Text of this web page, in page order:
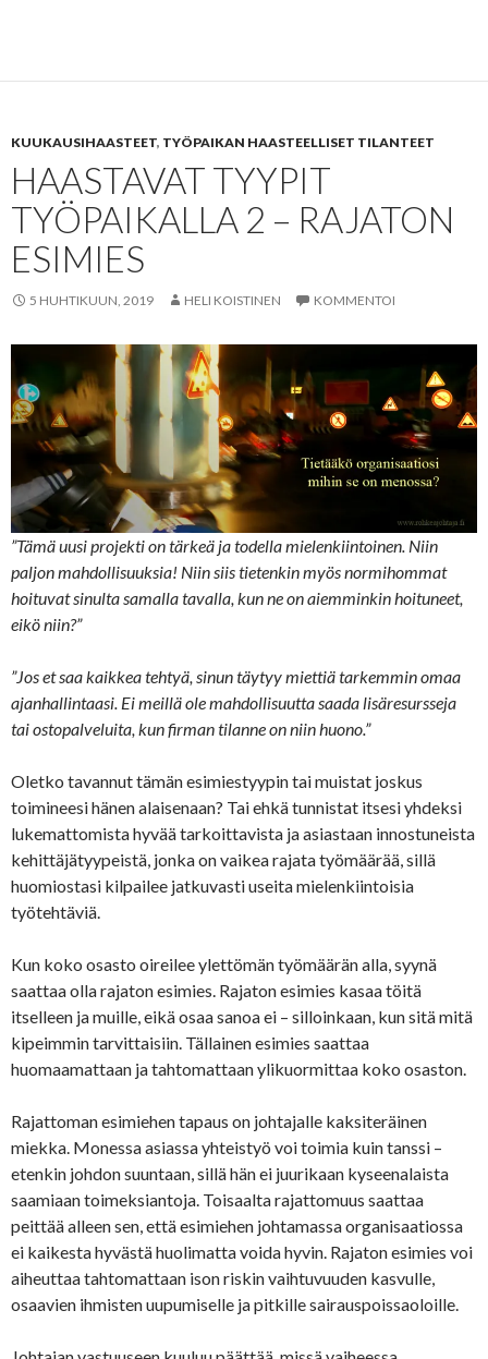
KUUKAUSIHAASTEET, TYÖPAIKAN HAASTEELLISET TILANTEET
HAASTAVAT TYYPIT
TYÖPAIKALLA 2 – RAJATON
ESIMIES
5 HUHTIKUUN, 2019 HELI KOISTINEN KOMMENTOI
”Tämä uusi projekti on tärkeä ja todella mielenkiintoinen. Niin
paljon mahdollisuuksia! Niin siis tietenkin myös normihommat
hoituvat sinulta samalla tavalla, kun ne on aiemminkin hoituneet,
eikö niin?”
”Jos et saa kaikkea tehtyä, sinun täytyy miettiä tarkemmin omaa
ajanhallintaasi. Ei meillä ole mahdollisuutta saada lisäresursseja
tai ostopalveluita, kun firman tilanne on niin huono.”
Oletko tavannut tämän esimiestyypin tai muistat joskus
toimineesi hänen alaisenaan? Tai ehkä tunnistat itsesi yhdeksi
lukemattomista hyvää tarkoittavista ja asiastaan innostuneista
kehittäjätyypeistä, jonka on vaikea rajata työmäärää, sillä
huomiostasi kilpailee jatkuvasti useita mielenkiintoisia
työtehtäviä.
Kun koko osasto oireilee ylettömän työmäärän alla, syynä
saattaa olla rajaton esimies. Rajaton esimies kasaa töitä
itselleen ja muille, eikä osaa sanoa ei – silloinkaan, kun sitä mitä
kipeimmin tarvittaisiin. Tällainen esimies saattaa
huomaamattaan ja tahtomattaan ylikuormittaa koko osaston.
Rajattoman esimiehen tapaus on johtajalle kaksiteräinen
miekka. Monessa asiassa yhteistyö voi toimia kuin tanssi –
etenkin johdon suuntaan, sillä hän ei juurikaan kyseenalaista
saamiaan toimeksiantoja. Toisaalta rajattomuus saattaa
peittää alleen sen, että esimiehen johtamassa organisaatiossa
ei kaikesta hyvästä huolimatta voida hyvin. Rajaton esimies voi
aiheuttaa tahtomattaan ison riskin vaihtuvuuden kasvulle,
osaavien ihmisten uupumiselle ja pitkille sairauspoissaoloille.